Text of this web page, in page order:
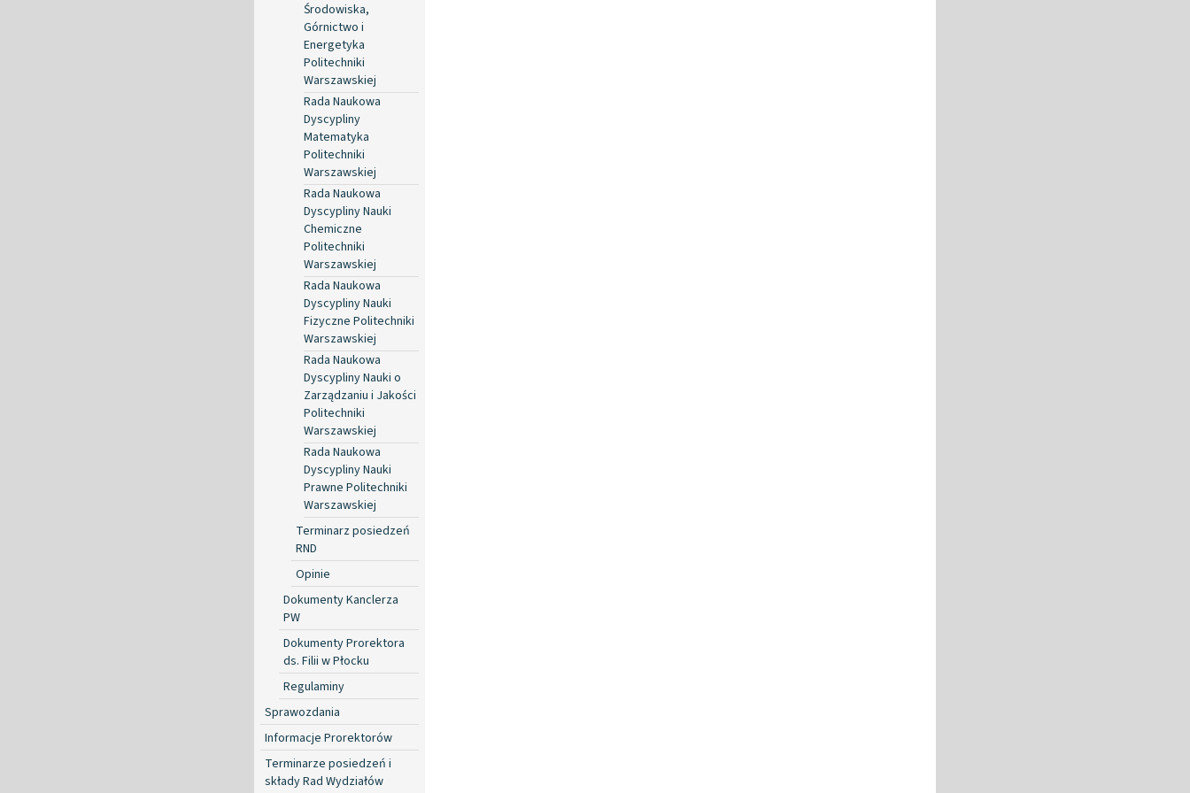
Środowiska,
Górnictwo i
Energetyka
Politechniki
Warszawskiej
Rada Naukowa
Dyscypliny
Matematyka
Politechniki
Warszawskiej
Rada Naukowa
Dyscypliny Nauki
Chemiczne
Politechniki
Warszawskiej
Rada Naukowa
Dyscypliny Nauki
Fizyczne Politechniki
Warszawskiej
Rada Naukowa
Dyscypliny Nauki o
Zarządzaniu i Jakości
Politechniki
Warszawskiej
Rada Naukowa
Dyscypliny Nauki
Prawne Politechniki
Warszawskiej
Terminarz posiedzeń
RND
Opinie
Dokumenty Kanclerza
PW
Dokumenty Prorektora
ds. Filii w Płocku
Regulaminy
Sprawozdania
Informacje Prorektorów
Terminarze posiedzeń i
składy Rad Wydziałów